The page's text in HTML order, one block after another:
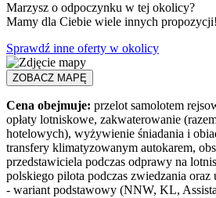
Marzysz o odpoczynku w tej okolicy?
Mamy dla Ciebie wiele innych propozycji!
Sprawdź inne oferty w okolicy
ZOBACZ MAPĘ
Cena obejmuje: przelot samolotem
opłaty lotniskowe, zakwaterowanie
hotelowych), wyżywienie śniadania i
transfery klimatyzowanym autokarem,
przedstawiciela podczas odprawy na
polskiego pilota podczas zwiedzania
- wariant podstawowy (NNW, KL,